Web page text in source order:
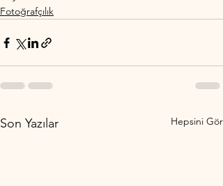
Fotoğrafçılık
Son Yazılar Hepsini Gör